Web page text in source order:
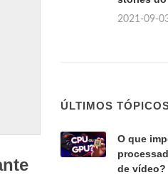
2021-09-
ÚLTIMOS
O que
de vídeo?